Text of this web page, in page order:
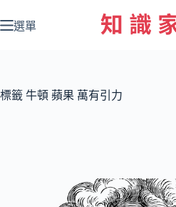
至
容
選單
標籤 牛頓 蘋果 萬有引力